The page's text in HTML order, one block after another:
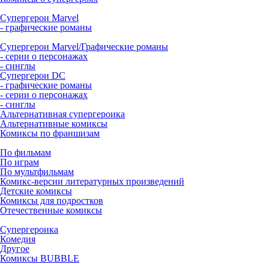
Супергерои Marvel
- графические романы
Супергерои Marvel/Графические романы
- серии о персонажах
- синглы
Супергерои DC
- графические романы
- серии о персонажах
- синглы
Альтернативная супергероика
Альтернативные комиксы
Комиксы по франшизам
По фильмам
По играм
По мультфильмам
Комикс-версии литературных произведений
Детские комиксы
Комиксы для подростков
Отечественные комиксы
Супергероика
Комедия
Другое
Комиксы BUBBLE